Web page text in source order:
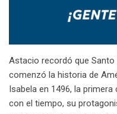
Astacio recordó que Santo
comenzó la historia de
Isabela en 1496, la
con el tiempo, su